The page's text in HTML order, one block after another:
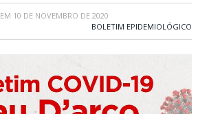
EM 10 DE NOVEMBRO DE 2020
BOLETIM EPIDEMIOLÓGICO